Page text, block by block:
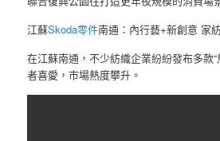
江蘇Skoda零件南通：內行藝+新創意 家
在江蘇南通，不少紡織企業紛紛發布多款
者喜愛，市場熱度攀升。